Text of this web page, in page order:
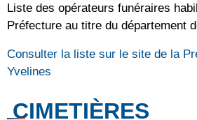
Liste des opérateurs funéraires
Préfecture au titre du département
Consulter la liste sur le site de la
Yvelines
CIMETIÈRES